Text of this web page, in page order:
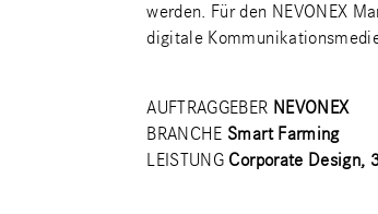
werden. Für den NEVONEX
digitale
AUFTRAGGEBER NEVONEX
BRANCHE Smart Farming
LEISTUNG Corporate Design,